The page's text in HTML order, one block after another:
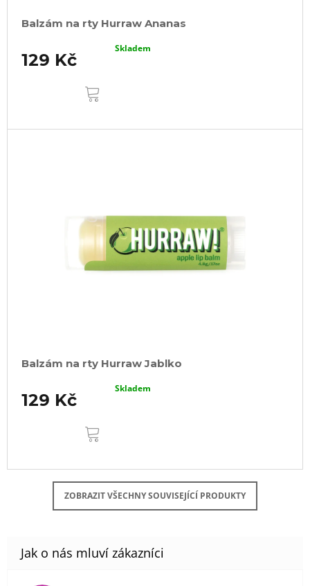
Balzám na rty Hurraw Ananas
129 Kč
Skladem
Balzám na rty Hurraw Jablko
129 Kč
Skladem
ZOBRAZIT VŠECHNY SOUVISEJÍCÍ PRODUKTY